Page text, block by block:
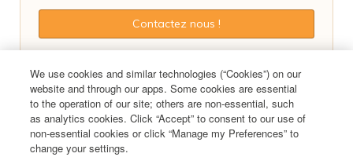
Contactez nous !
We use cookies and similar technologies (“Cookies”) on our
website and through our apps. Some cookies are essential
to the operation of our site; others are non-essential, such
as analytics cookies. Click “Accept” to consent to our use of
non-essential cookies or click “Manage my Preferences” to
change your settings.